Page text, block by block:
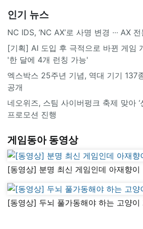
인기 뉴스
NC IDS, ‘NC AX’로 사명 변경 ∙∙∙ AX
[기획] AI 도입 후 극적으로 바뀐 게임
'한 달에 4개 런칭 가능'
엑스박스 25주년 기념, 역대 기기 137
공개
네오위즈, 스팀 사이버펑크 축제 맞아 ‘
프로모션 진행
게임동아 동영상
[동영상] 분명 최신 게임인데 아재향이
[동영상] 두뇌 풀가동해야 하는 고양이